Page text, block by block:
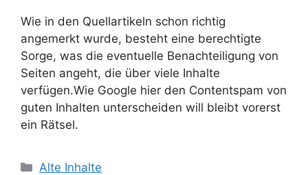
Wie in den Quellartikeln schon richtig
angemerkt wurde, besteht eine berechtigte
Sorge, was die eventuelle Benachteiligung von
Seiten angeht, die über viele Inhalte
verfügen.Wie Google hier den Contentspam von
guten Inhalten unterscheiden will bleibt vorerst
ein Rätsel.
Kategorien
Alte Inhalte